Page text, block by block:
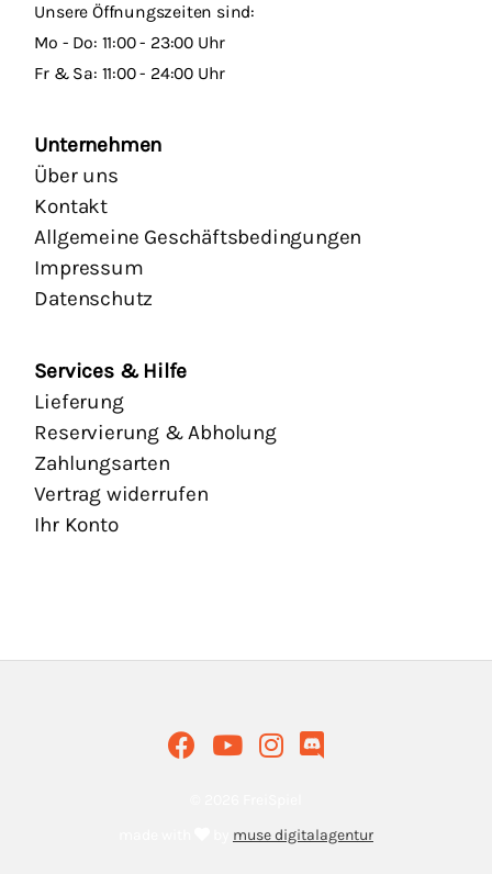
Unsere Öffnungszeiten sind:
Mo - Do: 11:00 - 23:00 Uhr
Fr & Sa: 11:00 - 24:00 Uhr
Unternehmen
Über uns
Kontakt
Allgemeine Geschäftsbedingungen
Impressum
Datenschutz
Services & Hilfe
Lieferung
Reservierung & Abholung
Zahlungsarten
Vertrag widerrufen
Ihr Konto
muse digitalagentur